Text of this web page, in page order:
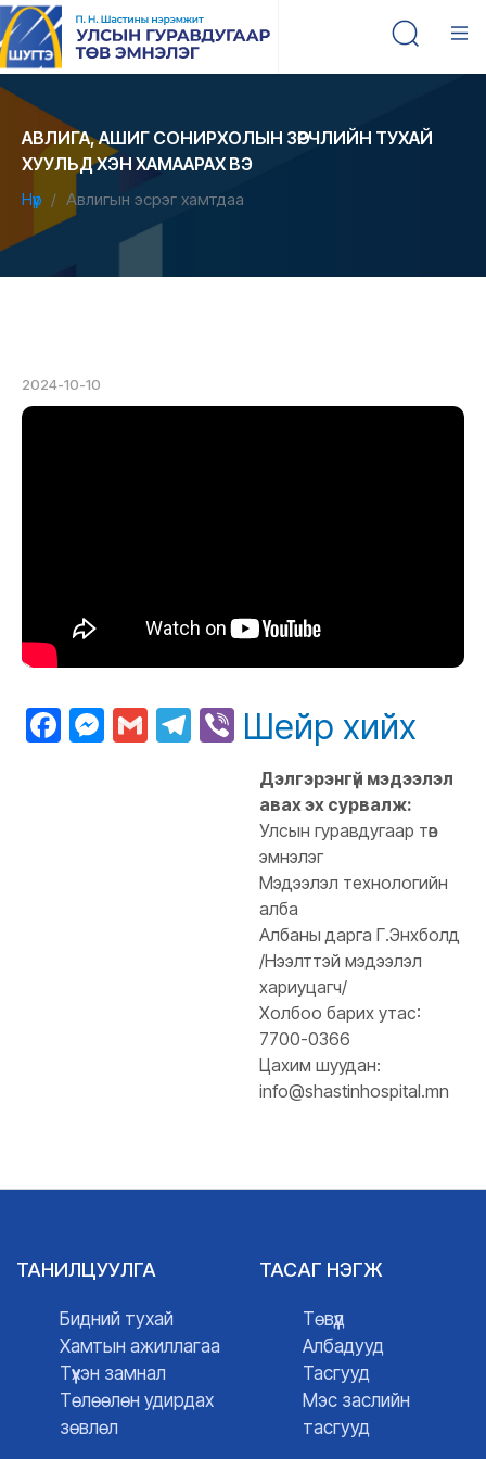
АВЛИГА, АШИГ СОНИРХОЛЫН ЗӨРЧЛИЙН ТУХАЙ
ХУУЛЬД ХЭН ХАМААРАХ ВЭ
Нүүр Авлигын эсрэг хамтдаа
2024-10-10
Facebook
Messenger
GmailTelegram
Viber
Шейр хийх
Дэлгэрэнгүй мэдээлэл
авах эх сурвалж:
Улсын гуравдугаар төв
эмнэлэг
Мэдээлэл технологийн
алба
Албаны дарга Г.Энхболд
/Нээлттэй мэдээлэл
хариуцагч/
Холбоо барих утас:
7700-0366
Цахим шуудан:
info@shastinhospital.mn
ТАНИЛЦУУЛГА
Бидний тухай
Хамтын ажиллагаа
Түүхэн замнал
Төлөөлөн удирдах
зөвлөл
ТАСАГ НЭГЖ
Төвүүд
Албадууд
Тасгууд
Мэс заслийн
тасгууд